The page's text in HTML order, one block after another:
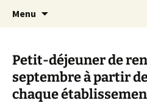
AIP Paris 14 –
Indépendante
d'élèves depuis
Agit – s'Investit –
enfants du secteur
Menu
Petit-déjeuner de
septembre à partir
chaque